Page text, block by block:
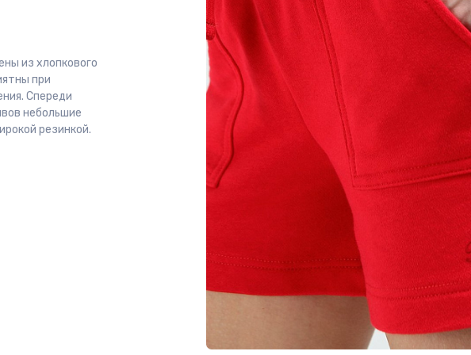
из хлопкового
при
Спереди
небольшие
резинкой.